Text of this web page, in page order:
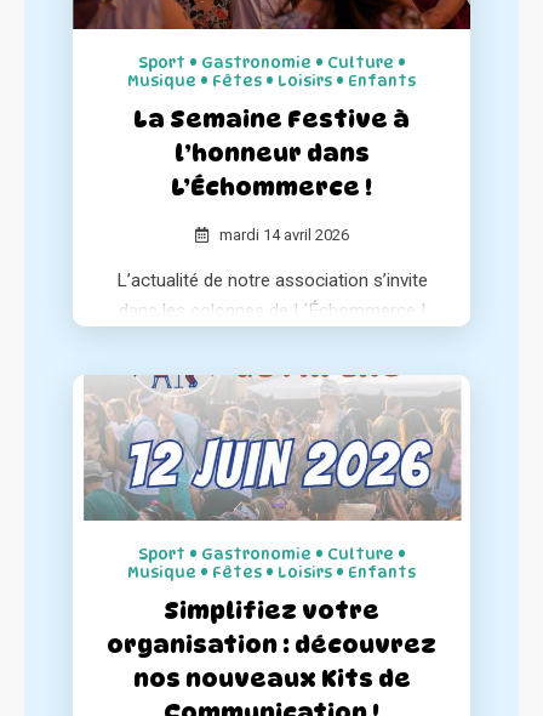
Sport • Gastronomie • Culture •
Musique • Fêtes • Loisirs • Enfants
La Semaine Festive à
l’honneur dans
L’Échommerce !
mardi 14 avril 2026
L’actualité de notre association s’invite
dans les colonnes de L’Échommerce !
complet de notre concept et de notre
engagement pour le dynamisme des
centres-villes.
Sport • Gastronomie • Culture •
Musique • Fêtes • Loisirs • Enfants
Simplifiez votre
organisation : découvrez
nos nouveaux Kits de